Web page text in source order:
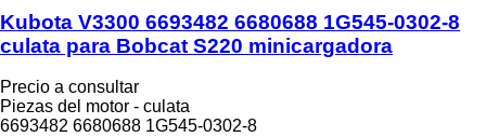
Kubota V3300 6693482 6680688 1G545-0302-8
culata para Bobcat S220 minicargadora
Precio a consultar
Piezas del motor - culata
6693482 6680688 1G545-0302-8